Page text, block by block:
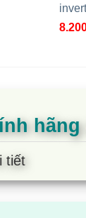
Phát HPF
2 cánh
hãng
tiết